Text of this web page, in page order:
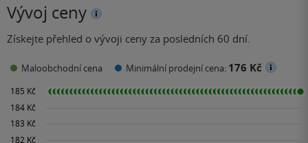
Vývoj ceny
Získejte přehled o vývoji ceny za posledních 60 dní.
Maloobchodní cena Minimální prodejní cena: 176 Kč